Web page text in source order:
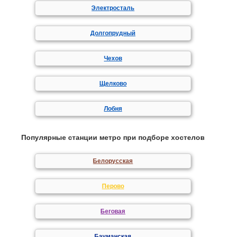
Электросталь
Долгопрудный
Чехов
Щелково
Лобня
Популярные станции метро при подборе хостелов
Белорусская
Перово
Беговая